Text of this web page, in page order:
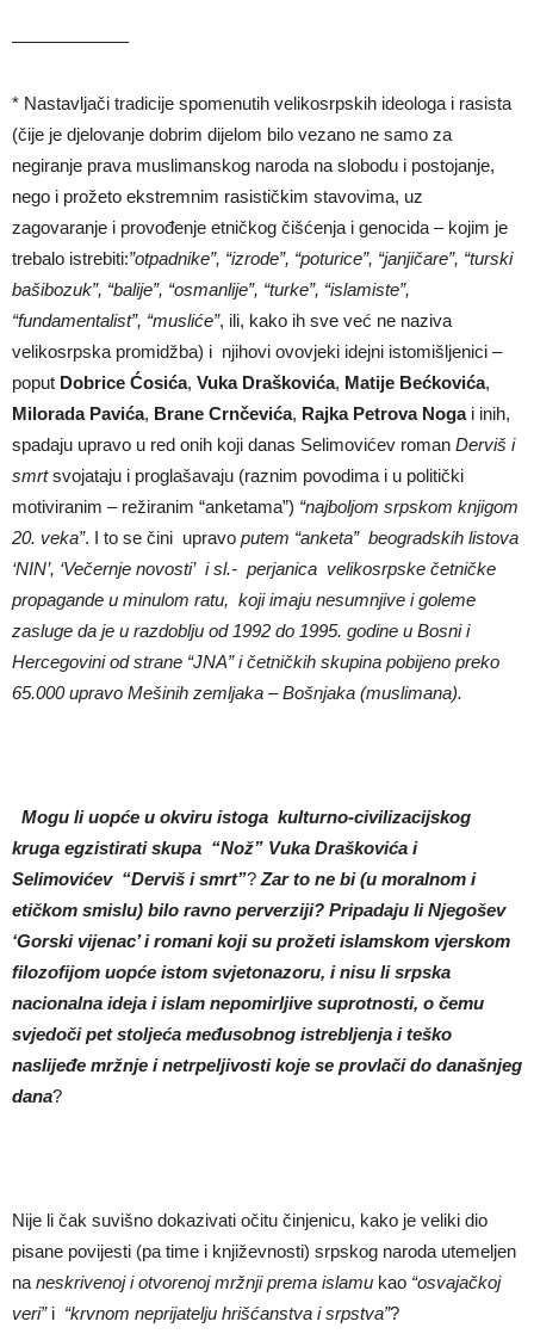
——————–
* Nastavljači tradicije spomenutih velikosrpskih ideologa i rasista
(čije je djelovanje dobrim dijelom bilo vezano ne samo za
negiranje prava muslimanskog naroda na slobodu i postojanje,
nego i prožeto ekstremnim rasističkim stavovima, uz
zagovaranje i provođenje etničkog čišćenja i genocida – kojim je
trebalo istrebiti:”otpadnike”, “izrode”, “poturice”, “janjičare”, “turski
bašibozuk”, “balije”, “osmanlije”, “turke”, “islamiste”,
“fundamentalist”, “musliće”, ili, kako ih sve već ne naziva
velikosrpska promidžba) i njihovi ovovjeki idejni istomišljenici –
poput Dobrice Ćosića, Vuka Draškovića, Matije Bećkovića,
Milorada Pavića, Brane Crnčevića, Rajka Petrova Nogai inih,
spadaju upravo u red onih koji danas Selimovićev roman Derviš i
smrtsvojataju i proglašavaju (raznim povodima i u politički
motiviranim – režiranim “anketama”) “najboljom srpskom knjigom
20. veka”. I to se čini upravo putem “anketa” beogradskih listova
‘NIN’, ‘Večernje novosti’ i sl.- perjanica velikosrpske četničke
propagande u minulom ratu, koji imaju nesumnjive i goleme
zasluge da je u razdoblju od 1992 do 1995. godine u Bosni i
Hercegovini od strane “JNA” ičetničkih skupina pobijeno preko
65.000 upravo Mešinih zemljaka – Bošnjaka (muslimana).
Mogu li uopće u okviru istoga kulturno-civilizacijskog
kruga egzistirati skupa “Nož” Vuka Draškovića i
Selimovićev “Derviš i smrt”? Zar to ne bi (u moralnom i
etičkom smislu) bilo ravno perverziji? Pripadaju li Njegošev
‘Gorski vijenac’ i romani koji su prožeti islamskom vjerskom
filozofijom uopće istom svjetonazoru, i nisu li srpska
nacionalna ideja i islam nepomirljive suprotnosti, o čemu
svjedoči pet stoljeća međusobnog istrebljenja i teško
naslijeđe mržnje i netrpeljivosti koje se provlači do današnjeg
dana?
Nije li čak suvišno dokazivati očitu činjenicu, kako je veliki dio
pisane povijesti (pa time i književnosti) srpskog naroda utemeljen
na neskrivenoj i otvorenoj mržnji prema islamu kao “osvajačkoj
veri”i “krvnom neprijatelju hrišćanstva i srpstva”?